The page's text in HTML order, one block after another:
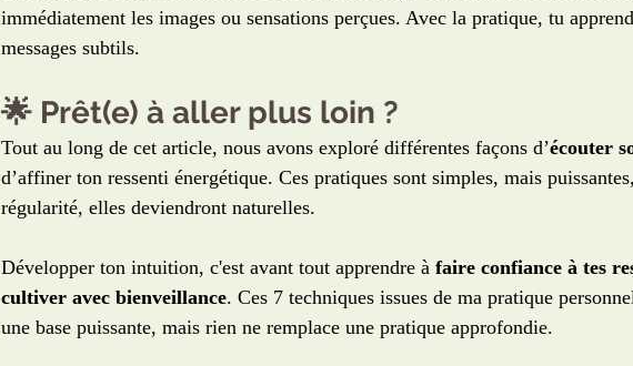
immédiatement les images ou sensations perçues. Avec la pratique, tu
messages subtils.
🌟 Prêt(e) à aller plus loin ?
Tout au long de cet article, nous avons exploré différentes façons d’écouter
d’affiner ton ressenti énergétique. Ces pratiques sont simples, mais
régularité, elles deviendront naturelles.
Développer ton intuition, c'est avant tout apprendre à faire confiance à tes
cultiver avec bienveillance. Ces 7 techniques issues de ma pratique
une base puissante, mais rien ne remplace une pratique approfondie.